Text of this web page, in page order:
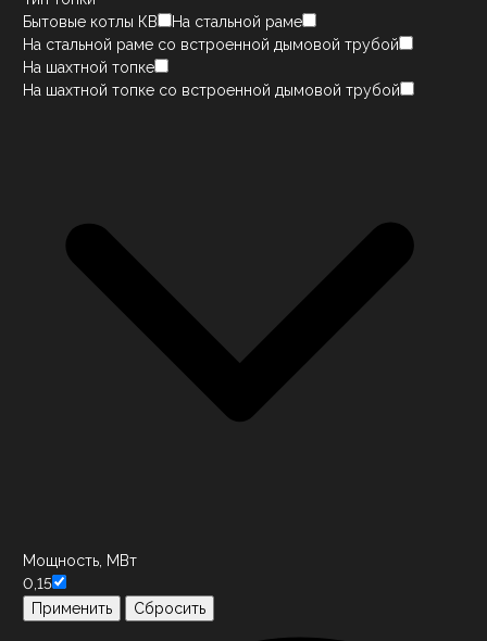
Бытовые котлы КВ
На стальной раме
На стальной раме со встроенной дымовой трубой
На шахтной топке
На шахтной топке со встроенной дымовой трубой
Мощность, МВт
0,15
Применить
Сбросить